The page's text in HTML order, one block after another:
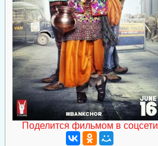
Поделится фильмом в соцсети